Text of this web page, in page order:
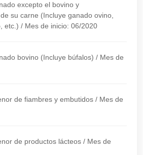
excepto el bovino y
su carne (Incluye ganado ovino,
etc.) / Mes de inicio: 06/2020
bovino (Incluye búfalos) / Mes de
de fiambres y embutidos / Mes de
de productos lácteos / Mes de